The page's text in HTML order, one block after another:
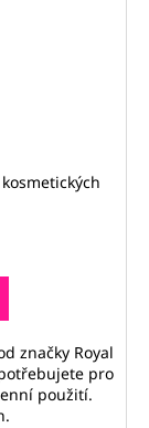
značky Royal
pro
použití.